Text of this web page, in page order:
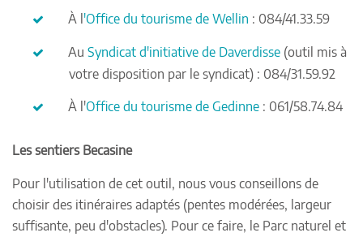
À l'Office du tourisme de Wellin : 084/41.33.59
Au Syndicat d'initiative de Daverdisse (outil mis à
votre disposition par le syndicat) : 084/31.59.92
À l'Office du tourisme de Gedinne : 061/58.74.84
Les sentiers Becasine
Pour l'utilisation de cet outil, nous vous conseillons de
choisir des itinéraires adaptés (pentes modérées, largeur
suffisante, peu d'obstacles). Pour ce faire, le Parc naturel et